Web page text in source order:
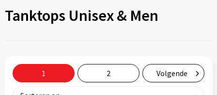
Handdoeken & Dekens
Relatiegeschenken
Tanktops Unisex & Men
1 2 Volgende